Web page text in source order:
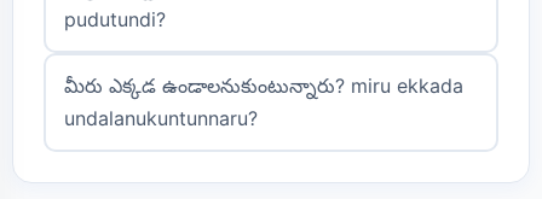
pudutundi?
మీరు ఎక్కడ ఉండాలనుకుంటున్నారు? miru ekkada
undalanukuntunnaru?